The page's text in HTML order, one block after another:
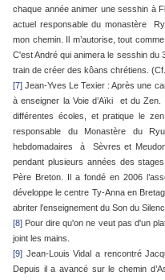
chaque année animer une sesshin à
actuel responsable du monastère
mon chemin. Il m’autorise, tout
C'est André qui animera le sesshin du
train de créer des kôans chrétiens. (Cf.
[7] Jean-Yves Le Texier : Après une
à enseigner la Voie d’Aïki et du
différentes écoles, et pratique le
responsable du Monastère du
hebdomadaires à Sèvres et
pendant plusieurs années des
Père Breton. Il a fondé en 2006
développe le centre Ty-Anna en
abriter l’enseignement du Son du
[8] Pour dire qu'on ne veut pas d'un
joint les mains.
[9] Jean-Louis Vidal a rencontré
Depuis il a avancé sur le chemin